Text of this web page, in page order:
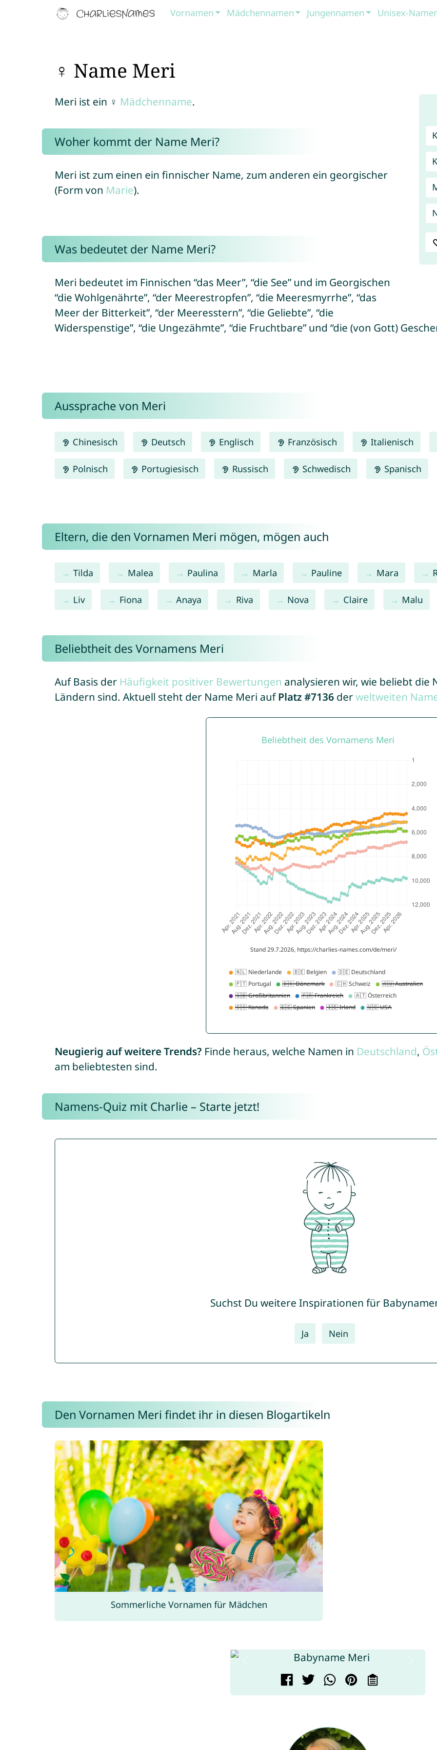
Vornamen Mädchennamen Jungennamen Unisex-
♀ Name Meri
Meri ist ein ♀ Mädchenname.
Woher kommt der Name Meri?
Meri ist zum einen ein finnischer Name, zum anderen ein georgischer
(Form von Marie).
Was bedeutet der Name Meri?
Meri bedeutet im Finnischen “das Meer”, “die See” und im Georgischen
“die Wohlgenährte”, “der Meerestropfen”, “die Meeresmyrrhe”, “das
Meer der Bitterkeit”, “der Meeresstern”, “die Geliebte”, “die
Widerspenstige”, “die Ungezähmte”, “die Fruchtbare” und “die (von Gott)
Aussprache von Meri
Chinesisch Deutsch Englisch Französisch Italienisch
Polnisch Portugiesisch Russisch Schwedisch Spanisch
Eltern, die den Vornamen Meri mögen, mögen auch
Tilda Malea Paulina Marla Pauline Mara
Liv Fiona Anaya Riva Nova Claire Malu
Beliebtheit des Vornamens Meri
Auf Basis der Häufigkeit positiver Bewertungen analysieren wir, wie beliebt die
Ländern sind. Aktuell steht der Name Meri auf Platz #7136 derweltweiten
Neugierig auf weitere Trends? Finde heraus, welche Namen in Deutschland,
am beliebtesten sind.
Namens-Quiz mit Charlie – Starte jetzt!
Suchst Du weitere Inspirationen für
Ja Nein
Den Vornamen Meri findet ihr in diesen Blogartikeln
Sommerliche Vornamen für Mädchen